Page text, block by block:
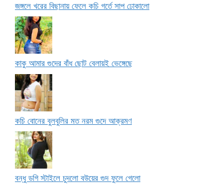
জঙ্গলে খরের বিছানায় ফেলে কচি গর্তে সাপ ঢোকালো
কাকু আমার গুদের বাঁধ ছোট বেলায়ই ভেঙ্গেছে
কচি বোনের বুলবুলির মত নরম গুদে আক্রমণ
বন্ধু ডগি স্টাইলে চুদলো বউয়ের গুদ ফুলে গেলো